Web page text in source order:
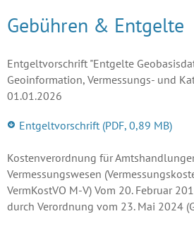
Gebühren & Entgelte
Entgeltvorschrift "Entgelte
Geoinformation, Vermessungs- und
01.01.2026
Entgeltvorschrift (PDF, 0,89 MB)
Kostenverordnung für
Vermessungswesen
VermKostVO M-V) Vom 20. Februar
durch Verordnung vom 23. Mai 2024